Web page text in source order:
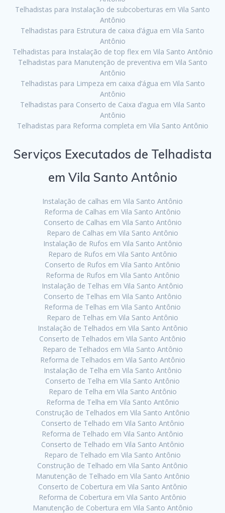
Telhadistas para Instalação de subcoberturas em Vila Santo
Antônio
Telhadistas para Estrutura de caixa d’água em Vila Santo
Antônio
Telhadistas para Instalação de top flex em Vila Santo Antônio
Telhadistas para Manutenção de preventiva em Vila Santo
Antônio
Telhadistas para Limpeza em caixa d’água em Vila Santo
Antônio
Telhadistas para Conserto de Caixa d’agua em Vila Santo
Antônio
Telhadistas para Reforma completa em Vila Santo Antônio
Serviços Executados de Telhadista
em Vila Santo Antônio
Instalação de calhas em Vila Santo Antônio
Reforma de Calhas em Vila Santo Antônio
Conserto de Calhas em Vila Santo Antônio
Reparo de Calhas em Vila Santo Antônio
Instalação de Rufos em Vila Santo Antônio
Reparo de Rufos em Vila Santo Antônio
Conserto de Rufos em Vila Santo Antônio
Reforma de Rufos em Vila Santo Antônio
Instalação de Telhas em Vila Santo Antônio
Conserto de Telhas em Vila Santo Antônio
Reforma de Telhas em Vila Santo Antônio
Reparo de Telhas em Vila Santo Antônio
Instalação de Telhados em Vila Santo Antônio
Conserto de Telhados em Vila Santo Antônio
Reparo de Telhados em Vila Santo Antônio
Reforma de Telhados em Vila Santo Antônio
Instalação de Telha em Vila Santo Antônio
Conserto de Telha em Vila Santo Antônio
Reparo de Telha em Vila Santo Antônio
Reforma de Telha em Vila Santo Antônio
Construção de Telhados em Vila Santo Antônio
Conserto de Telhado em Vila Santo Antônio
Reforma de Telhado em Vila Santo Antônio
Conserto de Telhado em Vila Santo Antônio
Reparo de Telhado em Vila Santo Antônio
Construção de Telhado em Vila Santo Antônio
Manutenção de Telhado em Vila Santo Antônio
Conserto de Cobertura em Vila Santo Antônio
Reforma de Cobertura em Vila Santo Antônio
Manutenção de Cobertura em Vila Santo Antônio